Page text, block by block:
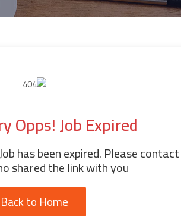
Opps! Job Expired
has been expired. Please
shared the link with you.
Back to Home